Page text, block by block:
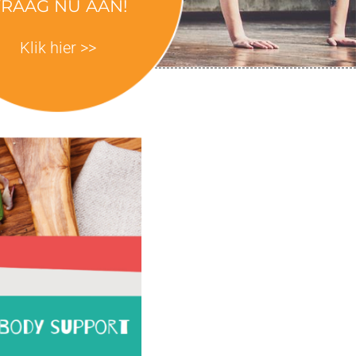
NU AAN!
Klik hier >>